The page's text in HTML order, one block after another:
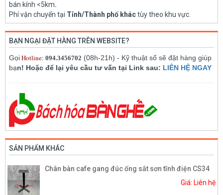
bán kính <5km.
Phí vận chuyển tại Tỉnh/Thành phố kháctùy theo khu vực.
BẠN NGẠI ĐẶT HÀNG TRÊN WEBSITE?
GọiHotline: 094.3456702 (08h-21h) - Kỹ thuật số sẽ đặt hàng giúp
bạn! Hoặc để lại yêu cầu tư vấn tại Link sau: LIÊN HỆ NGAY
SẢN PHẨM KHÁC
Chân bàn cafe gang đúc ống sắt sơn tĩnh điện CS34
Giá: Liên hệ